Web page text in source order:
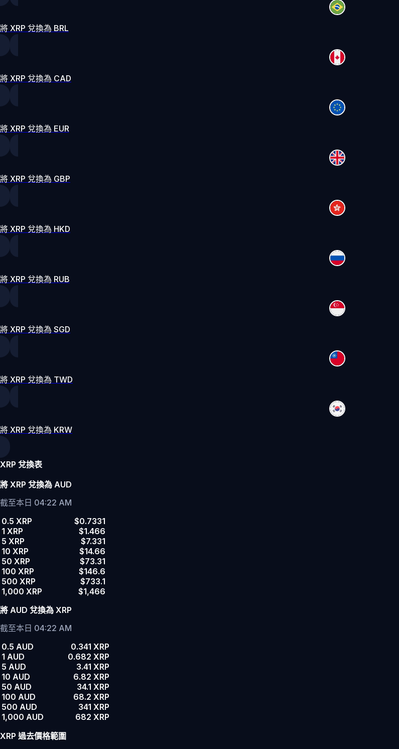
將 XRP 兌換為 BRL
將 XRP 兌換為 CAD
將 XRP 兌換為 EUR
將 XRP 兌換為 GBP
將 XRP 兌換為 HKD
將 XRP 兌換為 RUB
將 XRP 兌換為 SGD
將 XRP 兌換為 TWD
將 XRP 兌換為 KRW
XRP 兌換表
將 XRP 兌換為 AUD
截至本日 04:22 AM
0.5 XRP
$0.7331
1 XRP
$1.466
5 XRP
$7.331
10 XRP
$14.66
50 XRP
$73.31
100 XRP
$146.6
500 XRP
$733.1
1,000 XRP
$1,466
將 AUD 兌換為 XRP
截至本日 04:22 AM
0.5 AUD
0.341 XRP
1 AUD
0.682 XRP
5 AUD
3.41 XRP
10 AUD
6.82 XRP
50 AUD
34.1 XRP
100 AUD
68.2 XRP
500 AUD
341 XRP
1,000 AUD
682 XRP
XRP 過去價格範圍